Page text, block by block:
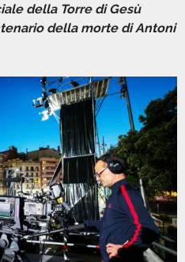
della Torre di Gesù
della morte di Antoni